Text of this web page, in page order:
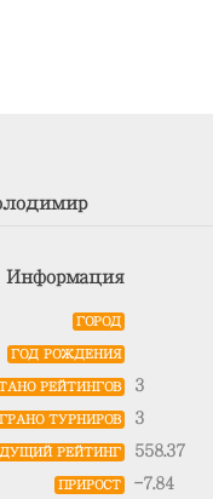
Информация
ГОРОД
ГОД РОЖДЕНИЯ
РЕЙТИНГОВ 3
ТУРНИРОВ 3
РЕЙТИНГ 558.37
ПРИРОСТ -7.84